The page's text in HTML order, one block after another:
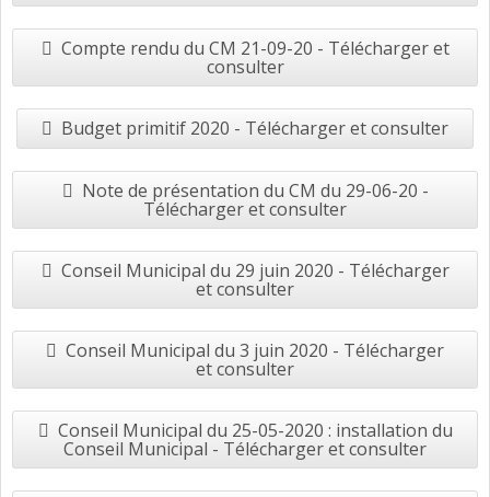
Compte rendu du CM 21-09-20 - Télécharger et
consulter
Budget primitif 2020 - Télécharger et consulter
Note de présentation du CM du 29-06-20 -
Télécharger et consulter
Conseil Municipal du 29 juin 2020 - Télécharger
et consulter
Conseil Municipal du 3 juin 2020 - Télécharger
et consulter
Conseil Municipal du 25-05-2020 : installation du
Conseil Municipal - Télécharger et consulter